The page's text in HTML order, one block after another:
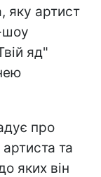
яку артист
шоу
яд"
про
та
яких він